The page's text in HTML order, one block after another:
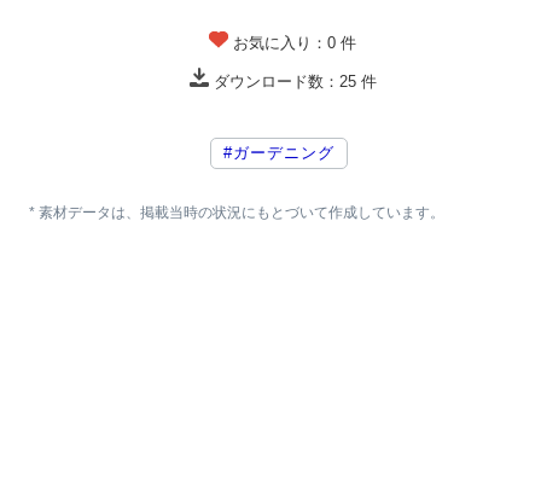
お気に入り：0 件
ダウンロード数： 25件
#ガーデニング
* 素材データは、掲載当時の状況にもとづいて作成しています。